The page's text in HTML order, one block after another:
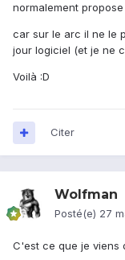
normalement
car sur le arc il ne le
jour logiciel (et je ne
Voilà :D
Citer
Wolfman
Posté(e) 27
C'est ce que je viens